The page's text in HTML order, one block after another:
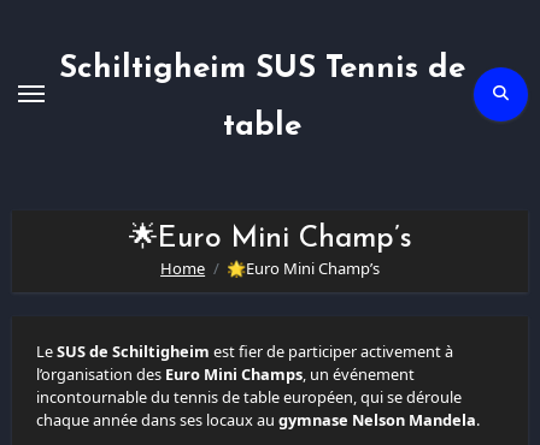
Schiltigheim SUS Tennis de
table
🌟Euro Mini Champ’s
Home 🌟Euro Mini Champ’s
LeSUS de Schiltigheim est fier de participer activement à
l’organisation des Euro Mini Champs, un événement
incontournable du tennis de table européen, qui se déroule
chaque année dans ses locaux au gymnase Nelson Mandela.